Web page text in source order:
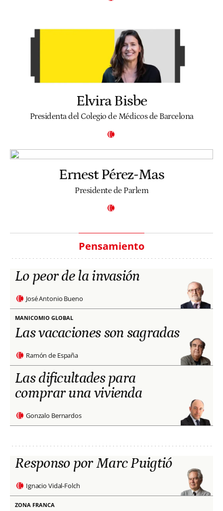
Elvira Bisbe
Presidenta del Colegio de Médicos de Barcelona
Ernest Pérez-Mas
Presidente de Parlem
Pensamiento
Lo peor de la invasión
José Antonio Bueno
MANICOMIO GLOBAL
Las vacaciones son sagradas
Ramón de España
Las dificultades para
comprar una vivienda
Gonzalo Bernardos
Responso por Marc Puigtió
Ignacio Vidal-Folch
ZONA FRANCA